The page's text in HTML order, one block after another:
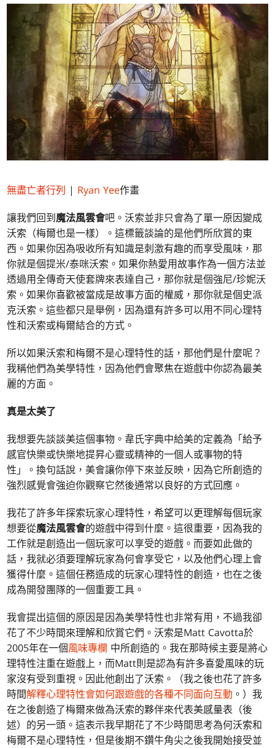
無盡亡者行列 | Ryan Yee作畫
讓我們回到魔法風雲會吧。沃索並非只會為了單一原因變成
沃索（梅爾也是一樣）。這標籤談論的是他們所欣賞的東
西。如果你因為吸收所有知識是刺激有趣的而享受風味，那
你就是個提米/泰咪沃索。如果你熱愛用故事作為一個方法並
透過用全傳奇天使套牌來表達自己，那你就是個強尼/珍妮沃
索。如果你喜歡被當成是故事方面的權威，那你就是個史派
克沃索。這些都只是舉例，因為還有許多可以用不同心理特
性和沃索或梅爾結合的方式。
所以如果沃索和梅爾不是心理特性的話，那他們是什麼呢？
我稱他們為美學特性，因為他們會聚焦在遊戲中你認為最美
麗的方面。
真是太美了
我想要先談談美這個事物。韋氏字典中給美的定義為「給予
感官快樂或快樂地提昇心靈或精神的一個人或事物的特
性」。換句話說，美會讓你停下來並反映，因為它所創造的
強烈感覺會強迫你觀察它然後通常以良好的方式回應。
我花了許多年探索玩家心理特性，希望可以更理解每個玩家
想要從魔法風雲會的遊戲中得到什麼。這很重要，因為我的
工作就是創造出一個玩家可以享受的遊戲。而要如此做的
話，我就必須要理解玩家為何會享受它，以及他們心理上會
獲得什麼。這個任務造成的玩家心理特性的創造，也在之後
成為開發團隊的一個重要工具。
我會提出這個的原因是因為美學特性也非常有用，不過我卻
花了不少時間來理解和欣賞它們。沃索是Matt Cavotta於
2005年在一個風味專欄 中所創造的。我在那時候主要是將心
理特性注重在遊戲上，而Matt則是認為有許多喜愛風味的玩
家沒有受到重視。因此他創出了沃索。（我之後也花了許多
時間解釋心理特性會如何跟遊戲的各種不同面向互動 。）我
在之後創造了梅爾來做為沃索的夥伴來代表美感量表（後
述）的另一頭。這表示我早期花了不少時間思考為何沃索和
梅爾不是心理特性，但是後期不鑽牛角尖之後我開始接受並